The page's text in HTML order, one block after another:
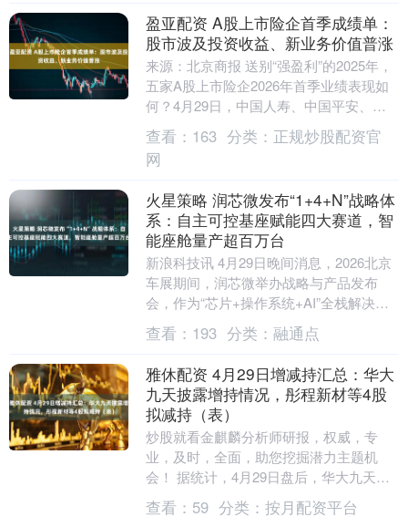
盈亚配资 A股上市险企首季成绩单：
股市波及投资收益、新业务价值普涨
来源：北京商报 送别“强盈利”的2025年，
五家A股上市险企2026年首季业绩表现如
何？4月29日，中国人寿、中国平安、中
国人保、中国太保、新华保险五家A股上
市....
查看： 163 分类： 正规炒股配资官
网
火星策略 润芯微发布“1+4+N”战略体
系：自主可控基座赋能四大赛道，智
能座舱量产超百万台
新浪科技讯 4月29日晚间消息，2026北京
车展期间，润芯微举办战略与产品发布
会，作为“芯片+操作系统+AI”全栈解决方
案提供商，首次完整展示已打造的可应用
于多....
查看： 193 分类： 融通点
雅休配资 4月29日增减持汇总：华大
九天披露增持情况，彤程新材等4股
拟减持（表）
炒股就看金麒麟分析师研报，权威，专
业，及时，全面，助您挖掘潜力主题机
会！ 据统计，4月29日盘后，华大九天披
露增持情况，彤程新材、富特科技、坤泰
股份、思特威4家....
查看： 59 分类： 按月配资平台